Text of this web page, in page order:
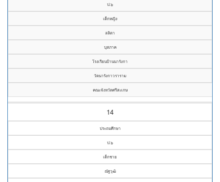
ป.๖
เด็กหญิง
ลลิตา
บุสภาค
โรงเรียนบ้านนารังกา
วัดนารังกาวราราม
คณะจังหวัดศรีสะเกษ
14
ประถมศึกษา
ป.๖
เด็กชาย
ณัฐวุฒิ